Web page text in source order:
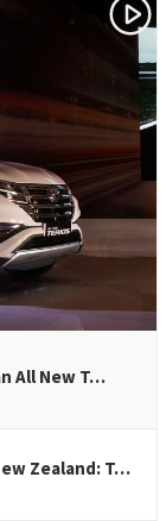
All New T…
Zealand: T…